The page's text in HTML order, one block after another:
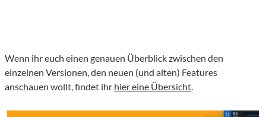
Wenn ihr euch einen genauen Überblick zwischen den
einzelnen Versionen, den neuen (und alten) Features
anschauen wollt, findet ihr hier eine Übersicht.